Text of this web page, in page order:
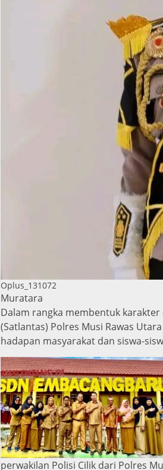
Oplus_131072
Muratara
Dalam rangka membentuk
(Satlantas) Polres Musi Rawas
hadapan masyarakat dan siswa-
perwakilan Polisi Cilik dari Polres